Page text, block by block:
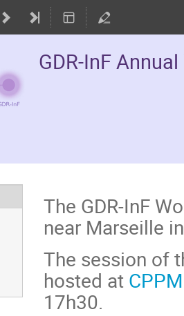
GDR-InF
The GDR-InF
near Marseille
The session of
hosted at CPPM
17h30.